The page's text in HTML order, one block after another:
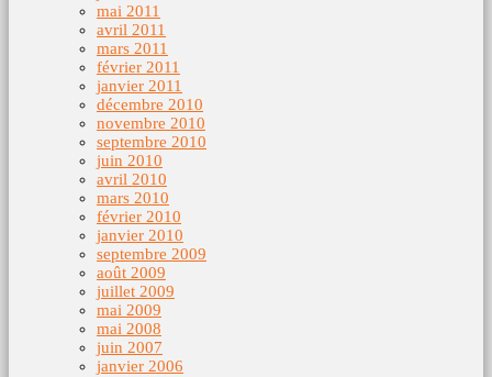
mai 2011
avril 2011
mars 2011
février 2011
janvier 2011
décembre 2010
novembre 2010
septembre 2010
juin 2010
avril 2010
mars 2010
février 2010
janvier 2010
septembre 2009
août 2009
juillet 2009
mai 2009
mai 2008
juin 2007
janvier 2006